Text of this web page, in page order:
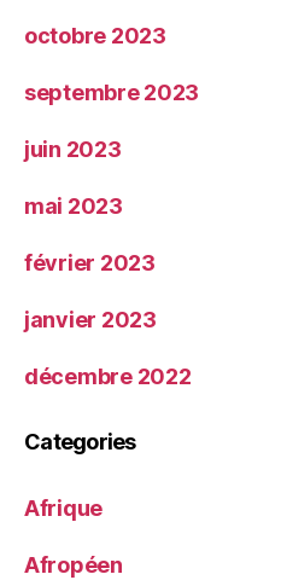
octobre 2023
septembre 2023
juin 2023
mai 2023
février 2023
janvier 2023
décembre 2022
Categories
Afrique
Afropéen